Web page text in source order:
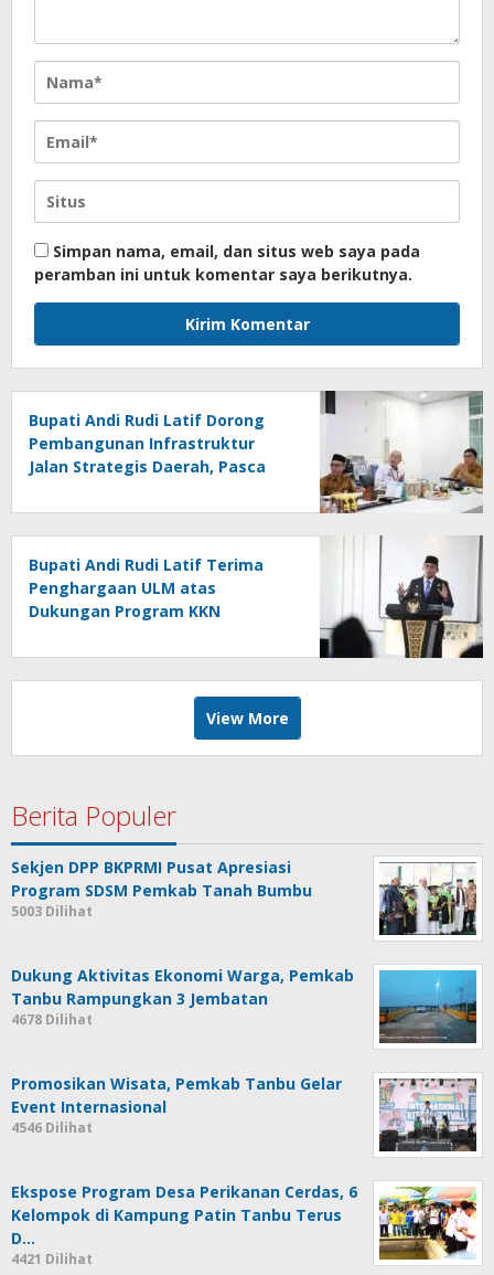
Simpan nama, email, dan situs web saya pada
peramban ini untuk komentar saya berikutnya.
Bupati Andi Rudi Latif Dorong
Pembangunan Infrastruktur
Jalan Strategis Daerah, Pasca
Bupati Andi Rudi Latif Terima
Penghargaan ULM atas
Dukungan Program KKN
View More
Berita Populer
Sekjen DPP BKPRMI Pusat Apresiasi
Program SDSM Pemkab Tanah Bumbu
5003 Dilihat
Dukung Aktivitas Ekonomi Warga, Pemkab
Tanbu Rampungkan 3 Jembatan
4678 Dilihat
Promosikan Wisata, Pemkab Tanbu Gelar
Event Internasional
4546 Dilihat
Ekspose Program Desa Perikanan Cerdas, 6
Kelompok di Kampung Patin Tanbu Terus
D…
4421 Dilihat